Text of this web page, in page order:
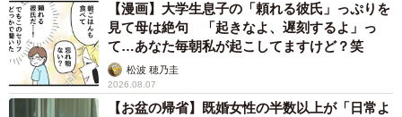
【漫画】大学生息子の「頼れる彼氏」っぷりを
見て母は絶句 「起きなよ、遅刻するよ」っ
て…あなた毎朝私が起こしてますけど？笑
松波 穂乃圭
2026.08.07
【お盆の帰省】既婚女性の半数以上が「日常よ